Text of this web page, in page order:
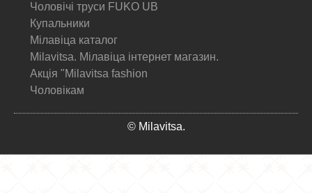
Чоловічі труси FUKO UB
Купальники
Мілавіца каталог
Milavitsa. Мілавіца інтернет магазин.
Акція "Milavitsa fashion
Чоловікам
© Milavitsa.